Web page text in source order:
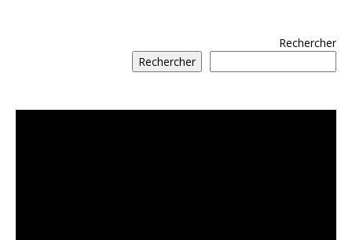
Rechercher
Rechercher